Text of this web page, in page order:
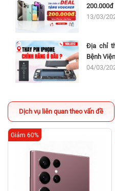
13/03/
Địa chỉ
Bệnh
04/03/
Dịch vụ liên quan theo vấn đề
Giảm 60%